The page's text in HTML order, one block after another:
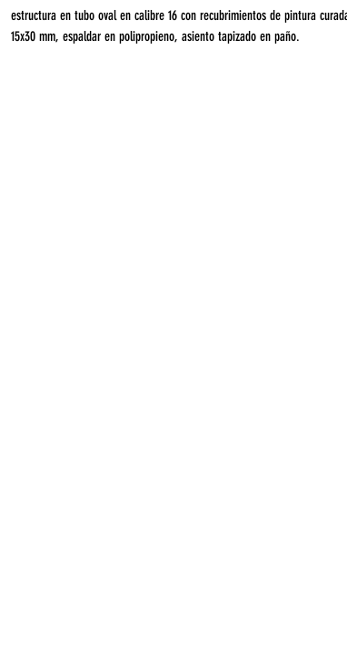
estructura en tubo oval en calibre 16 con recubrimientos de pintura
15x30 mm, espaldar en polipropieno, asiento tapizado en paño.